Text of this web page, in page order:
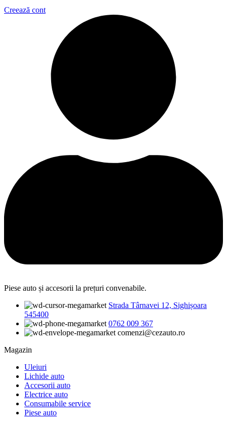
Creează cont
Piese auto și accesorii la prețuri convenabile.
Strada Târnavei 12, Sighișoara
545400
0762 009 367
comenzi@cezauto.ro
Magazin
Uleiuri
Lichide auto
Accesorii auto
Electrice auto
Consumabile service
Piese auto